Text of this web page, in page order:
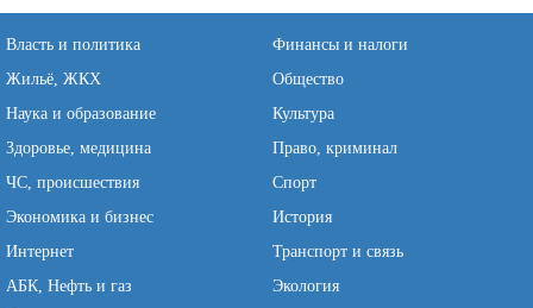
Власть и политика
Финансы и налоги
Жильё, ЖКХ
Общество
Наука и образование
Культура
Здоровье, медицина
Право, криминал
ЧС, происшествия
Спорт
Экономика и бизнес
История
Интернет
Транспорт и связь
АБК, Нефть и газ
Экология